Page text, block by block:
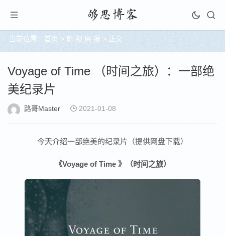
当前位置： 首页 > 影 视 周 报 > 正文
Voyage of Time （时间之旅）：一部绝
美纪录片
路哥Master 2021-01-08
今天介绍一部绝美的纪录片（提供网盘下载）
《Voyage of Time 》（时间之旅）